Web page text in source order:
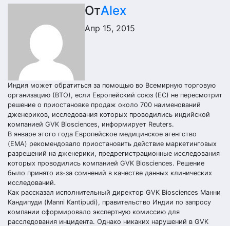
ОтAlex
Апр 15, 2015
Индия может обратиться за помощью во Всемирную торговую
организацию (ВТО), если Европейский союз (ЕС) не пересмотрит
решение о приостановке продаж около 700 наименований
дженериков, исследования которых проводились индийской
компанией GVK Biosciences, информирует Reuters.
В январе этого года Европейское медицинское агентство
(EMA) рекомендовало приостановить действие маркетинговых
разрешений на дженерики, предрегистрационные исследования
которых проводились компанией GVK Biosciences. Решение
было принято из-за сомнений в качестве данных клинических
исследований.
Как рассказал исполнительный директор GVK Biosciences Манни
Кандипуди (Manni Kantipudi), правительство Индии по запросу
компании сформировало экспертную комиссию для
расследования инцидента. Однако никаких нарушений в GVK